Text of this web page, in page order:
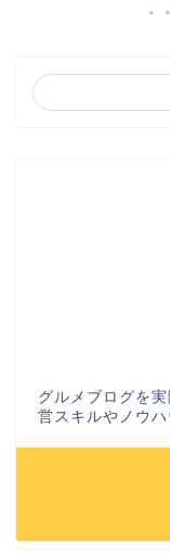
グルメブログを
営スキルやノウ